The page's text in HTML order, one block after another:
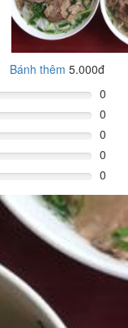
Bánh thêm 5.000đ
0
0
0
0
0